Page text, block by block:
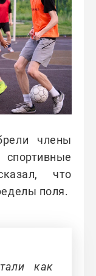
члены
что
поля.
как